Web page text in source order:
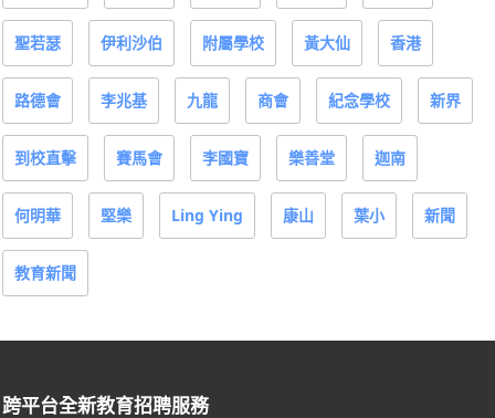
聖若瑟 伊利沙伯 附屬學校 黃大仙 香港
路德會 李兆基 九龍 商會 紀念學校 新界
到校直擊 賽馬會 李國寶 樂善堂 迦南
何明華 堅樂 Ling Ying 康山 葉小 新聞
教育新聞
跨平台全新教育招聘服務